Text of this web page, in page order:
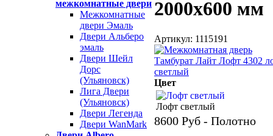
межкомнатные двери
Межкомнатные
двери Эмаль
Двери Альберо
эмаль
Двери Шейл
Дорс
(Ульяновск)
Лига Двери
(Ульяновск)
Двери Легенда
Двери WanMark
2000х600 мм
Артикул: 1115191
Цвет
Лофт светлый
8600 Руб - Полотно